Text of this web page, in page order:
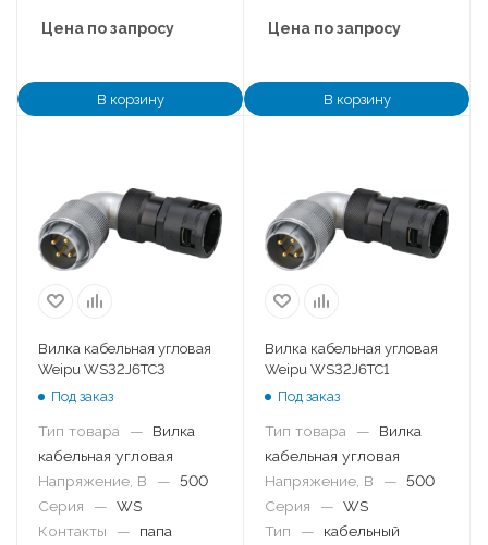
Цена по запросу
В корзину
Цена по запросу
В корзину
Вилка кабельная угловая
Weipu WS32J6TC3
Под заказ
Тип товара —
Вилка
кабельная угловая
Напряжение, В
— 500
Серия
— WS
Контакты
— папа
Вилка кабельная угловая
Weipu WS32J6TC1
Под заказ
Тип товара —
Вилка
кабельная угловая
Напряжение, В
— 500
Серия
— WS
Тип
— кабельный